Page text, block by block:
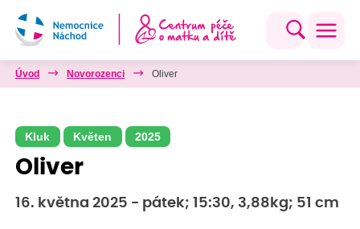
Úvod Novorozenci Oliver
Kluk Květen 2025
Oliver
16. května 2025 - pátek; 15:30, 3,88kg; 51 cm